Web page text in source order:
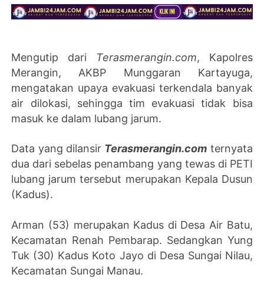
Mengutip dari Terasmerangin.com, Kapolres
Merangin, AKBP Munggaran Kartayuga,
mengatakan upaya evakuasi terkendala banyak
air dilokasi, sehingga tim evakuasi tidak bisa
masuk ke dalam lubang jarum.
Data yang dilansir Terasmerangin.com ternyata
dua dari sebelas penambang yang tewas di PETI
lubang jarum tersebut merupakan Kepala Dusun
(Kadus).
Arman (53) merupakan Kadus di Desa Air Batu,
Kecamatan Renah Pembarap. Sedangkan Yung
Tuk (30) Kadus Koto Jayo di Desa Sungai Nilau,
Kecamatan Sungai Manau.